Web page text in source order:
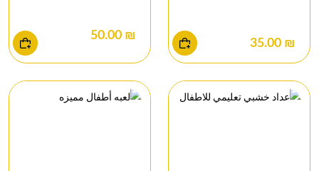
₪ 35.00
₪ 50.00